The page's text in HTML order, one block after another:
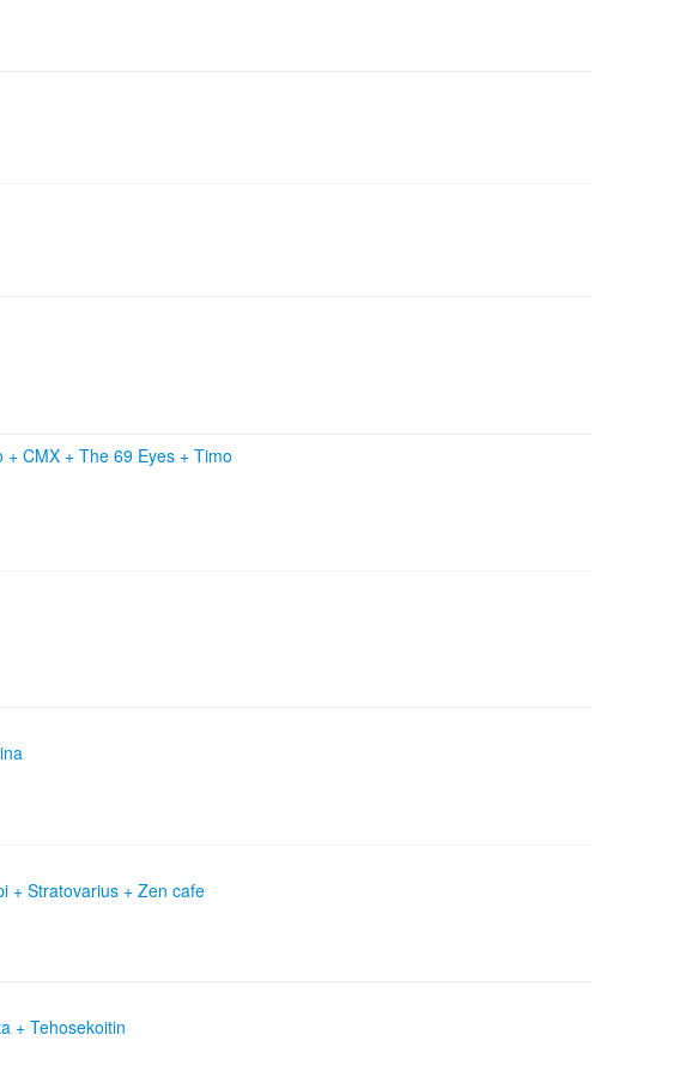
+ CMX + The 69 Eyes + Timo
+ Stratovarius + Zen cafe
+ Tehosekoitin